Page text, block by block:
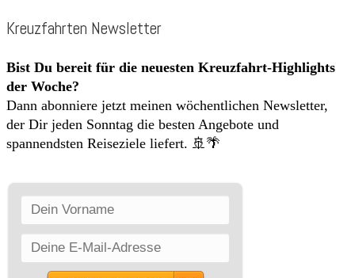
Kreuzfahrten Newsletter
Bist Du bereit für die neuesten Kreuzfahrt-Highlights
der Woche?
Dann abonniere jetzt meinen wöchentlichen Newsletter,
der Dir jeden Sonntag die besten Angebote und
spannendsten Reiseziele liefert. 🚢🌴